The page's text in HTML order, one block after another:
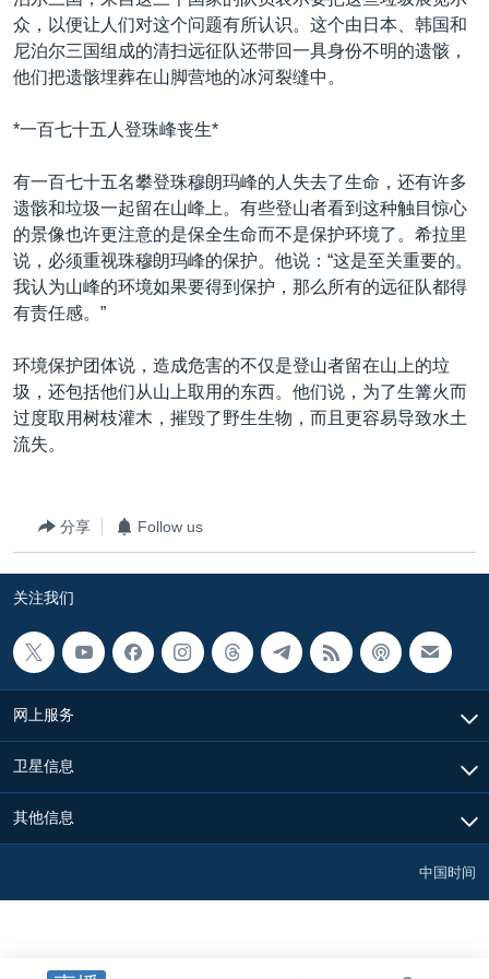
众，以便让人们对这个问题有所认识。这个由日本、韩国和
尼泊尔三国组成的清扫远征队还带回一具身份不明的遗骸，
他们把遗骸埋葬在山脚营地的冰河裂缝中。
*一百七十五人登珠峰丧生*
有一百七十五名攀登珠穆朗玛峰的人失去了生命，还有许多
遗骸和垃圾一起留在山峰上。有些登山者看到这种触目惊心
的景像也许更注意的是保全生命而不是保护环境了。希拉里
说，必须重视珠穆朗玛峰的保护。他说：“这是至关重要的。
我认为山峰的环境如果要得到保护，那么所有的远征队都得
有责任感。”
环境保护团体说，造成危害的不仅是登山者留在山上的垃
圾，还包括他们从山上取用的东西。他们说，为了生篝火而
过度取用树枝灌木，摧毁了野生生物，而且更容易导致水土
流失。
分享 Follow us
关注我们
网上服务
卫星信息
其他信息
中国时间